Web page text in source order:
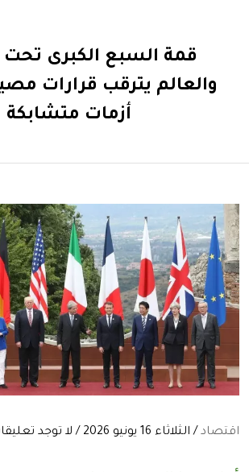
قمة السبع الكبرى تحت
والعالم يترقب قرارات
أزمات متشابكة
اقتصاد / الثلاثاء 16 يونيو 2026 / لا توجد تعليقات: